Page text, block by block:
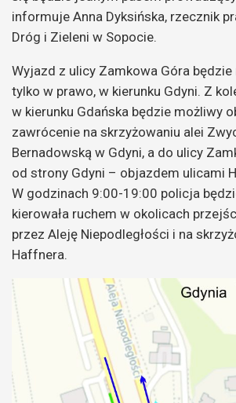
informuje Anna Dyksińska, rzecznik
Dróg i Zieleni w Sopocie.
Wyjazd z ulicy Zamkowa Góra
tylko w prawo, w kierunku Gdyni. Z
w kierunku Gdańska będzie możliwy
zawrócenie na skrzyżowaniu alei
Bernadowską w Gdyni, a do ulicy
od strony Gdyni – objazdem ulicami
W godzinach 9:00-19:00 policja
kierowała ruchem w okolicach
przez Aleję Niepodległości i na
Haffnera.